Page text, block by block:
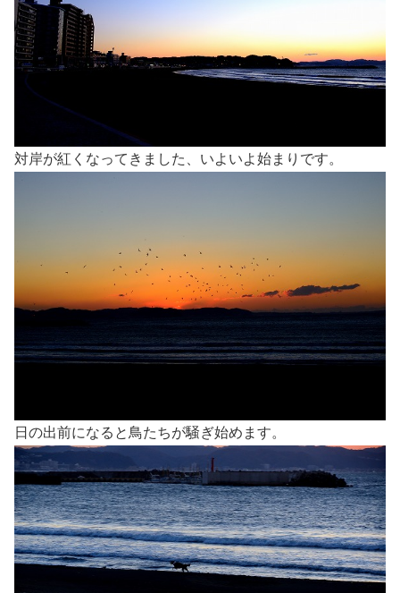
対岸が紅くなってきました、いよいよ始まりです。
日の出前になると鳥たちが騒ぎ始めます。